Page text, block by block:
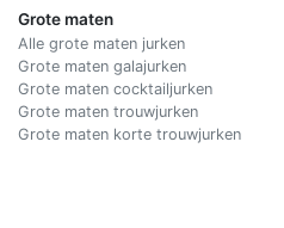
Grote maten
Alle grote maten jurken
Grote maten galajurken
Grote maten cocktailjurken
Grote maten trouwjurken
Grote maten korte trouwjurken